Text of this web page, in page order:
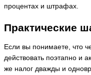
процентах и штрафах.
Практические
Если вы понимаете, что
действовать поэтапно и
же налог дважды и